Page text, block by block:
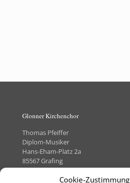
Cookie-Zustimmung
Glonner Kirchenchor
Thomas Pfeiffer
Diplom-Musiker
Hans-Eham-Platz 2a
85567 Grafing
Telefon +49 (0)8092-8505373